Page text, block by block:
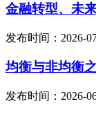
金融转型、未
发布时间：2026-
均衡与非均衡
发布时间：2026-